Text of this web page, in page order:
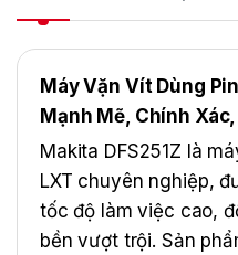
Máy Vặn Vít Dùng
Mạnh Mẽ, Chính
Makita DFS251Z là
LXT chuyên nghiệp,
tốc độ làm việc cao,
bền vượt trội. Sản